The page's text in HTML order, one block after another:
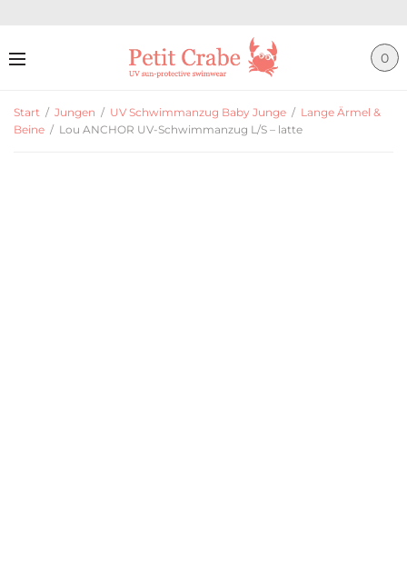
0
Start / Jungen / UV Schwimmanzug Baby Junge / Lange Ärmel &
Beine / Lou ANCHOR UV-Schwimmanzug L/S – latte